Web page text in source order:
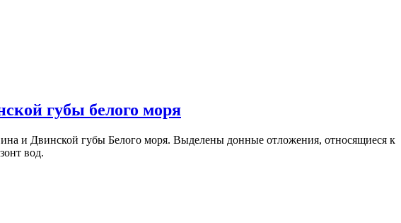
губы белого моря
и Двинской губы Белого моря. Выделены донные отложения, относящиеся к
вод.